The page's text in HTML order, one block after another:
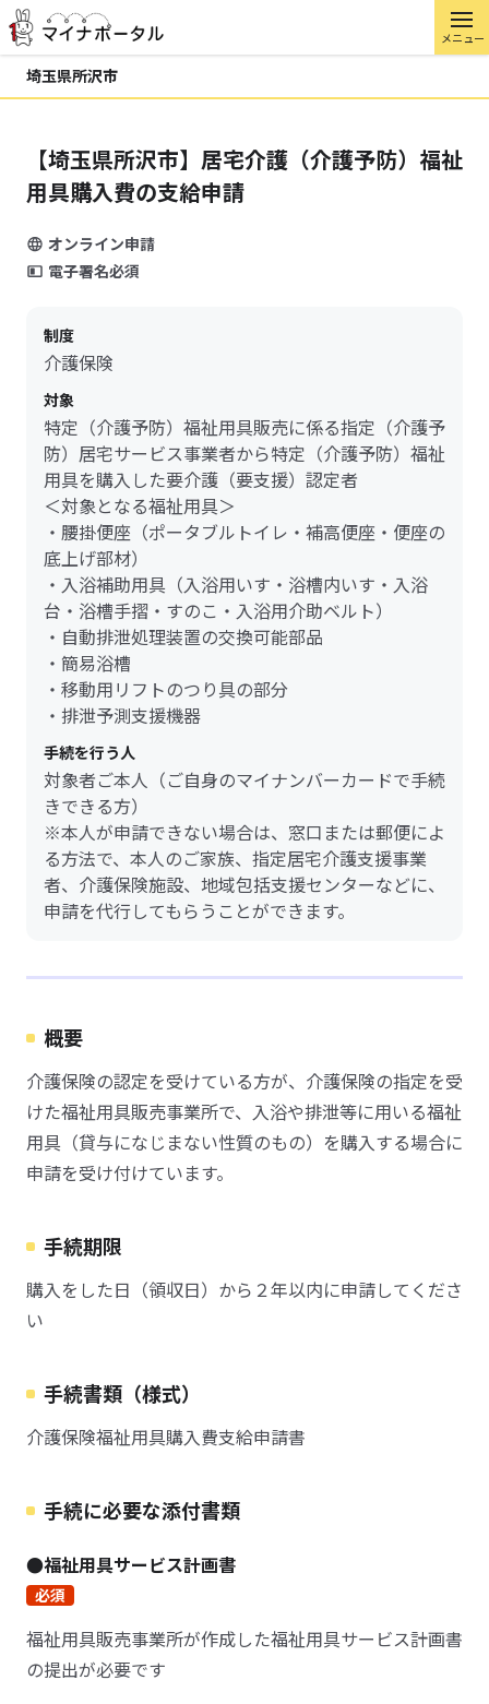
メニュー
埼玉県所沢市
【埼玉県所沢市】居宅介護（介護予防）福祉
用具購入費の支給申請
オンライン申請
電子署名必須
制度
介護保険
対象
特定（介護予防）福祉用具販売に係る指定（介護予
防）居宅サービス事業者から特定（介護予防）福祉
用具を購入した要介護（要支援）認定者
＜対象となる福祉用具＞
・腰掛便座（ポータブルトイレ・補高便座・便座の
底上げ部材）
・入浴補助用具（入浴用いす・浴槽内いす・入浴
台・浴槽手摺・すのこ・入浴用介助ベルト）
・自動排泄処理装置の交換可能部品
・簡易浴槽
・移動用リフトのつり具の部分
・排泄予測支援機器
手続を行う人
対象者ご本人（ご自身のマイナンバーカードで手続
きできる方）
※本人が申請できない場合は、窓口または郵便によ
る方法で、本人のご家族、指定居宅介護支援事業
者、介護保険施設、地域包括支援センターなどに、
申請を代行してもらうことができます。
概要
介護保険の認定を受けている方が、介護保険の指定を受
けた福祉用具販売事業所で、入浴や排泄等に用いる福祉
用具（貸与になじまない性質のもの）を購入する場合に
申請を受け付けています。
手続期限
購入をした日（領収日）から２年以内に申請してくださ
い
手続書類（様式）
介護保険福祉用具購入費支給申請書
手続に必要な添付書類
●福祉用具サービス計画書
必須
福祉用具販売事業所が作成した福祉用具サービス計画書
の提出が必要です